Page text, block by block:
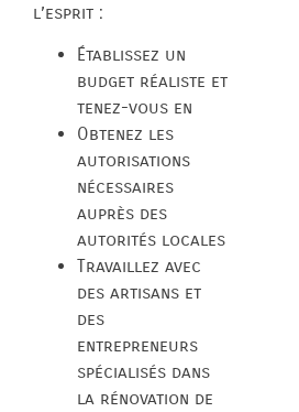
l’esprit :
Établissez un
budget réaliste et
tenez-vous en
Obtenez les
autorisations
nécessaires
auprès des
autorités locales
Travaillez avec
des artisans et
des
entrepreneurs
spécialisés dans
la rénovation de